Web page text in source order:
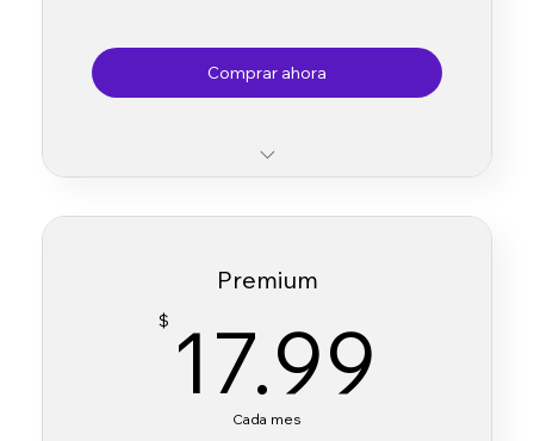
Comprar ahora
integrations
Priority customer support
Premium
$ 17.99
Cada mes